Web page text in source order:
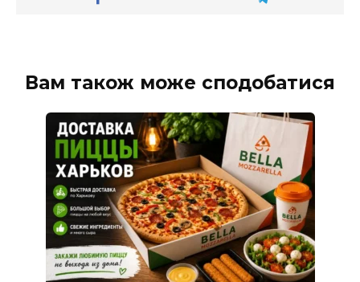
Вам також може сподобатися